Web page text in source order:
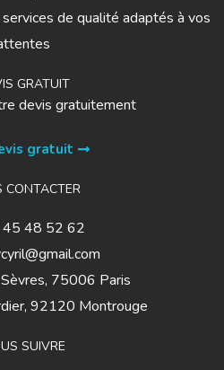
de qualité adaptés à vos
GRATUIT
devis gratuitement
gratuit
CONTACTER
48 52 62
75006 Paris
92120 Montrouge
SUIVRE